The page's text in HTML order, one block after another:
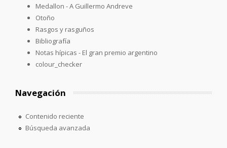
Medallon - A Guillermo Andreve
Otoño
Rasgos y rasguños
Bibliografía
Notas hípicas - El gran premio argentino
colour_checker
Navegación
Contenido reciente
Búsqueda avanzada